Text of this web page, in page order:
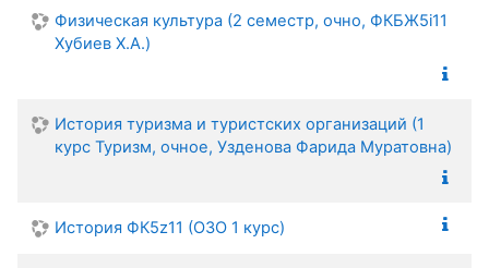
Физическая культура (2 семестр, очно, ФКБЖ5i11
Хубиев Х.А.)
История туризма и туристских организаций (1
курс Туризм, очное, Узденова Фарида Муратовна)
История ФК5z11 (ОЗО 1 курс)